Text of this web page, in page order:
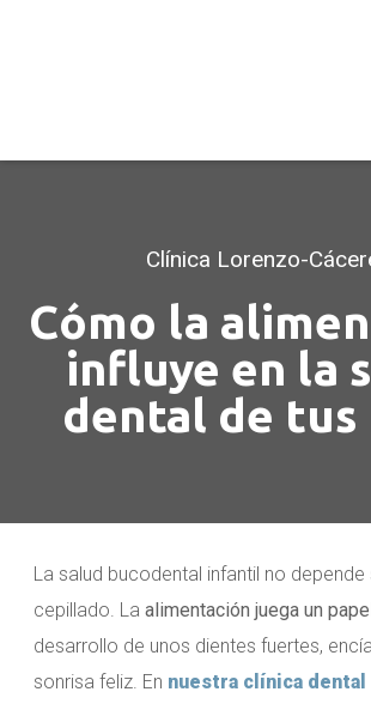
Clínica Lorenzo-
Cómo la
influye en la
dental de tus
La salud bucodental infantil no depende
cepillado. La alimentación juega un
desarrollo de unos dientes fuertes,
sonrisa feliz. En nuestra clínica